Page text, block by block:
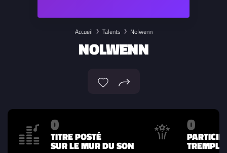
Accueil Talents Nolwenn
NOLWENN
0
TITRE POSTÉ
SUR LE MUR DU SON
0